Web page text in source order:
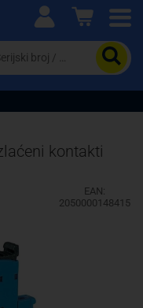
proizvoda i
kontakti
EAN:
2050000148415